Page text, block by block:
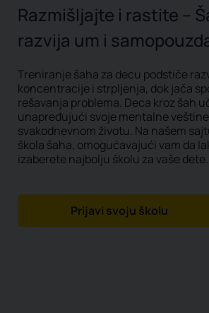
Razmišljajte i rastite –
razvija um i
Treniranje šaha za decu podstiče
koncentracije i strpljenja, dok jača
rešavanja problema. Deca kroz šah
unapređujući svoje mentalne
svakodnevnom životu. Na našem
škola šaha, omogućavajući vam da
izaberete najbolju školu za vaše dete.
Prijavi svoju školu